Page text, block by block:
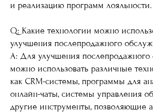
и реализацию программ лояльности.
Q: Какие технологии можно
улучшения послепродажного
A: Для улучшения послепродажного
можно использовать различные
как CRM-системы, программы для
онлайн-чаты, системы управления
другие инструменты, позволяющие